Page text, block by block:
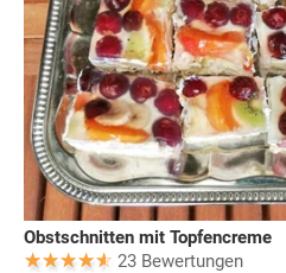
Obstschnitten mit Topfencreme
23 Bewertungen